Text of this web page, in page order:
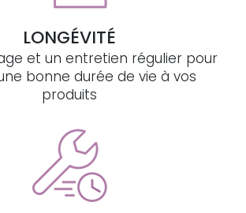
LONGÉVITÉ
et un entretien régulier pour
bonne durée de vie à vos
produits